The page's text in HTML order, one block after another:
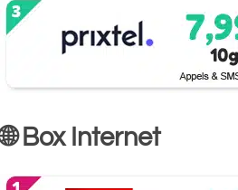
🌐 Box Internet